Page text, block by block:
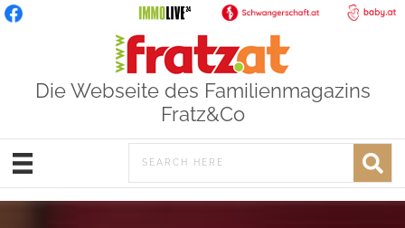
Die Webseite des Familienmagazins
Fratz&Co